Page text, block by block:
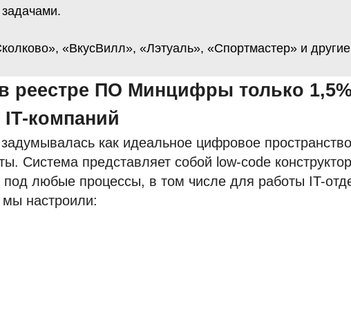
«ВкусВилл», «Лэтуаль», «Спортмастер» и другие
реестре ПО Минцифры только
компаний
как идеальное цифровое пространство
Система представляет собой low-code
под любые процессы, в том числе для работы IT-
настроили: